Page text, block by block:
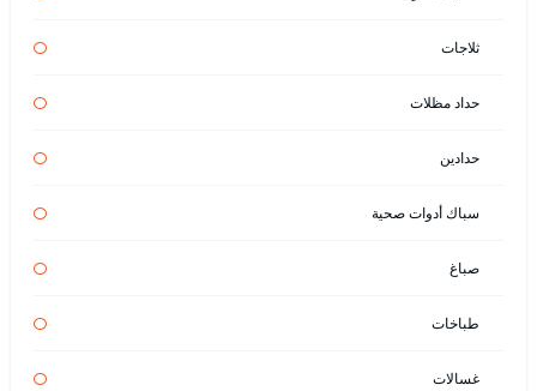
ثلاجات
حداد مظلات
حدادين
سباك أدوات صحية
صباغ
طباخات
غسالات